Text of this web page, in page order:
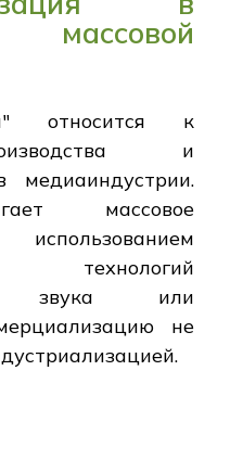
массовой
относится к
и
медиаиндустрии.
массовое
звука или
не